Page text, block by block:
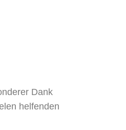
Dank
helfenden